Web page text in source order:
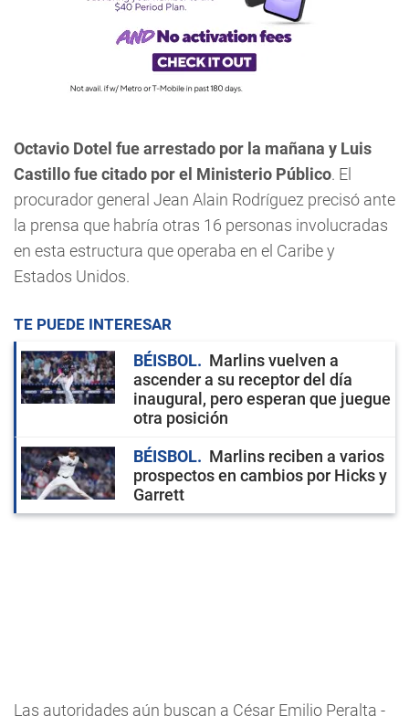
Octavio Dotel fue arrestado por la mañana y Luis
Castillo fue citado por el Ministerio Público. El
procurador general Jean Alain Rodríguez precisó ante
la prensa que habría otras 16 personas involucradas
en esta estructura que operaba en el Caribe y
Estados Unidos.
TE PUEDE INTERESAR
BÉISBOL
Marlins vuelven a
ascender a su receptor del día
inaugural, pero esperan que juegue
otra posición
BÉISBOL
Marlins reciben a varios
prospectos en cambios por Hicks y
Garrett
Las autoridades aún buscan a César Emilio Peralta -